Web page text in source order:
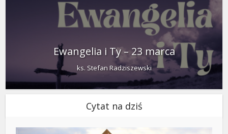
Ewangelia i Ty – 23 marca
ks. Stefan Radziszewski
Cytat na dziś